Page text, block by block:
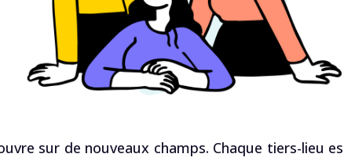
sur de nouveaux champs. Chaque tiers-lieu